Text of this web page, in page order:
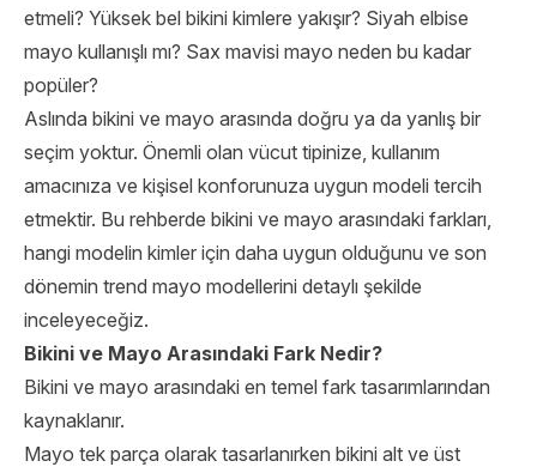
etmeli? Yüksek bel bikini kimlere yakışır? Siyah elbise
mayo kullanışlı mı? Sax mavisi mayo neden bu kadar
popüler?
Aslında bikini ve mayo arasında doğru ya da yanlış bir
seçim yoktur. Önemli olan vücut tipinize, kullanım
amacınıza ve kişisel konforunuza uygun modeli tercih
etmektir. Bu rehberde bikini ve mayo arasındaki farkları,
hangi modelin kimler için daha uygun olduğunu ve son
dönemin trend mayo modellerini detaylı şekilde
inceleyeceğiz.
Bikini ve Mayo Arasındaki Fark Nedir?
Bikini ve mayo arasındaki en temel fark tasarımlarından
kaynaklanır.
Mayo tek parça olarak tasarlanırken bikini alt ve üst